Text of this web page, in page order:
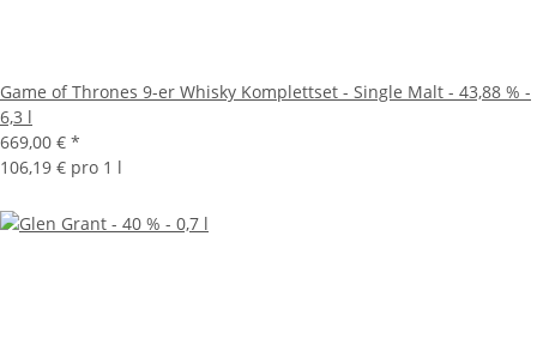
Game of Thrones 9-er Whisky Komplettset - Single Malt - 43,88 % -
6,3 l
669,00 € *
106,19 € pro 1 l